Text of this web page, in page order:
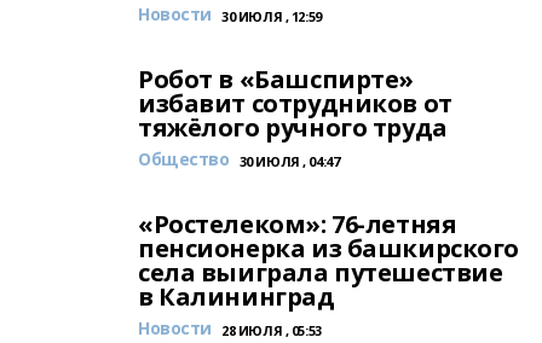
Новости 30 ИЮЛЯ , 12:59
Робот в «Башспирте»
избавит сотрудников от
тяжёлого ручного труда
Общество 30 ИЮЛЯ , 04:47
«Ростелеком»: 76-летняя
пенсионерка из башкирского
села выиграла путешествие
в Калининград
Новости 28 ИЮЛЯ , 05:53